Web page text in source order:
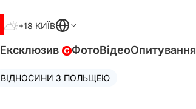
+18 КИЇВ
Ексклюзив ФотоВідеоОпитування
ВІДНОСИНИ З ПОЛЬЩЕЮ